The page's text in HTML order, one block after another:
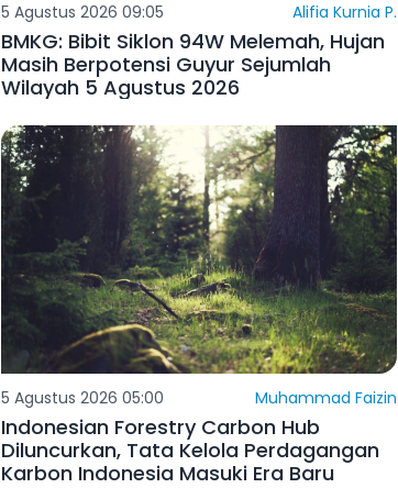
5 Agustus 2026 09:05 Alifia Kurnia P.
BMKG: Bibit Siklon 94W Melemah, Hujan
Masih Berpotensi Guyur Sejumlah
Wilayah 5 Agustus 2026
5 Agustus 2026 05:00 Muhammad Faizin
Indonesian Forestry Carbon Hub
Diluncurkan, Tata Kelola Perdagangan
Karbon Indonesia Masuki Era Baru